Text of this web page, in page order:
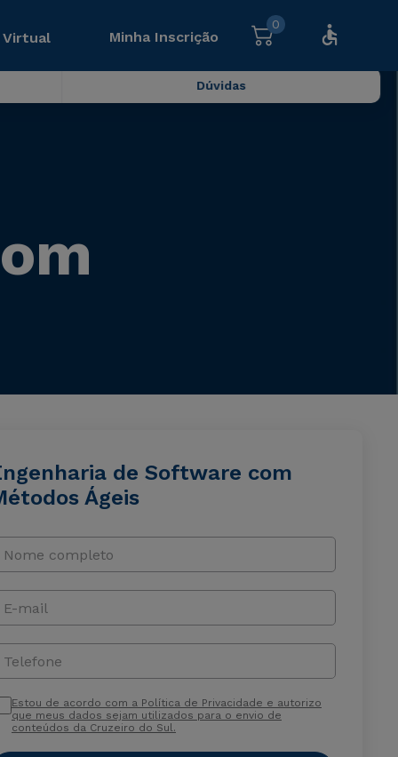
Virtual Minha Inscrição
0
Dúvidas
de Software com
Ágeis
Nome completo
E-mail
Telefone
Estou de acordo com a Política de Privacidade e autorizo
que meus dados sejam utilizados para o envio de
conteúdos da Cruzeiro do Sul.